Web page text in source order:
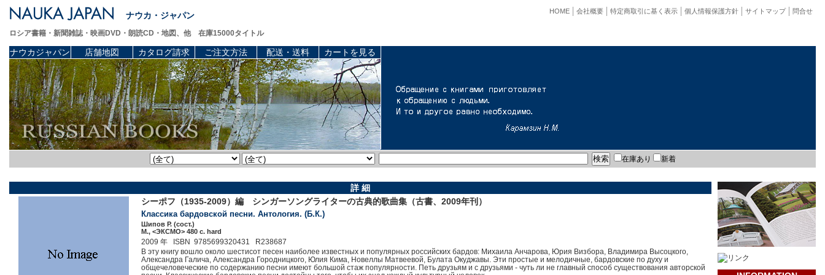
ナウカ・ジャパン 問合せ
サイトマップ
個人情報保護方針
特定商取引に基く表示
会社概要
HOME
ロシア書籍・新聞雑誌・映画DVD・朗読CD・地図、他 在庫15000タイトル
ナウカジャパン 店舗地図 カタログ請求 ご注文方法 配送・送料 カートを見る
在庫あり 新着
詳 細
シーポフ（1935-2009）編 シンガーソングライターの古典的歌曲集（古書、2009年刊）
Классика бардовской песни. Антология. (Б.К.)
Шипов Р. (сост.)
М., <ЭКСМО> 480 c. hard
2009 年 ISBN 9785699320431 R238687
В эту книгу вошло около шестисот песен наиболее известных и популярных российских бардов: Михаила Анчарова, Юрия Визбора, Владимира Высоцкого,
Александра Галича, Александра Городницкого, Юлия Кима, Новеллы Матвеевой, Булата Окуджавы. Эти простые и мелодичные, бардовские по духу и
общечеловеческие по содержанию песни имеют большой стаж популярности. Петь друзьям и с друзьями - чуть ли не главный способ существования авторской